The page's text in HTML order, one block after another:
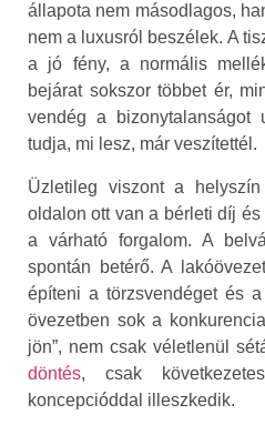
állapota nem másodlagos,
nem a luxusról beszélek. A
a jó fény, a normális
bejárat sokszor többet ér,
vendég a
tudja, mi lesz, már veszítettél.
Üzletileg viszont a
oldalon ott van a bérleti díj
a várható forgalom. A
spontán betérő. A
építeni a törzsvendéget és
övezetben sok a
jön”, nem csak véletlenül
döntés, csak
koncepcióddal illeszkedik.